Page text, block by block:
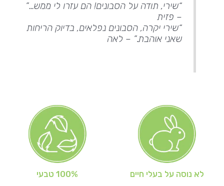
“שירי, תודה על הסבונים! הם עזרו לי ממש…”
– פזית
“שירי יקרה, הסבונים נפלאים, בדיוק הריחות
שאני אוהבת.” – לאה
לא נוסה על בעלי חיים 100% טבעי